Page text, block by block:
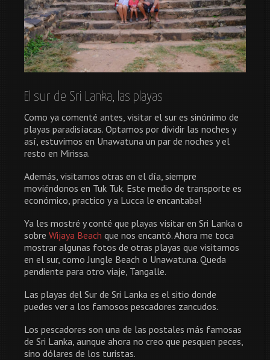
El sur de Sri Lanka, las playas
Como ya comenté antes, visitar el sur es sinónimo de
playas paradisíacas. Optamos por dividir las noches y
así, estuvimos en Unawatuna un par de noches y el
resto en Mirissa.
Además, visitamos otras en el día, siempre
moviéndonos en Tuk Tuk. Este medio de transporte es
económico, practico y a Lucca le encantaba!
Ya les mostré y conté que playas visitar en Sri Lanka o
sobre Wijaya Beach que nos encantó. Ahora me toca
mostrar algunas fotos de otras playas que visitamos
en el sur, como Jungle Beach o Unawatuna. Queda
pendiente para otro viaje, Tangalle.
Las playas del Sur de Sri Lanka es el sitio donde
puedes ver a los famosos pescadores zancudos.
Los pescadores son una de las postales más famosas
de Sri Lanka, aunque ahora no creo que pesquen peces,
sino dólares de los turistas.